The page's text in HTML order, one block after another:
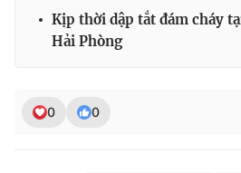
Kịp thời dập tắt đám cháy
Hải Phòng
0 0